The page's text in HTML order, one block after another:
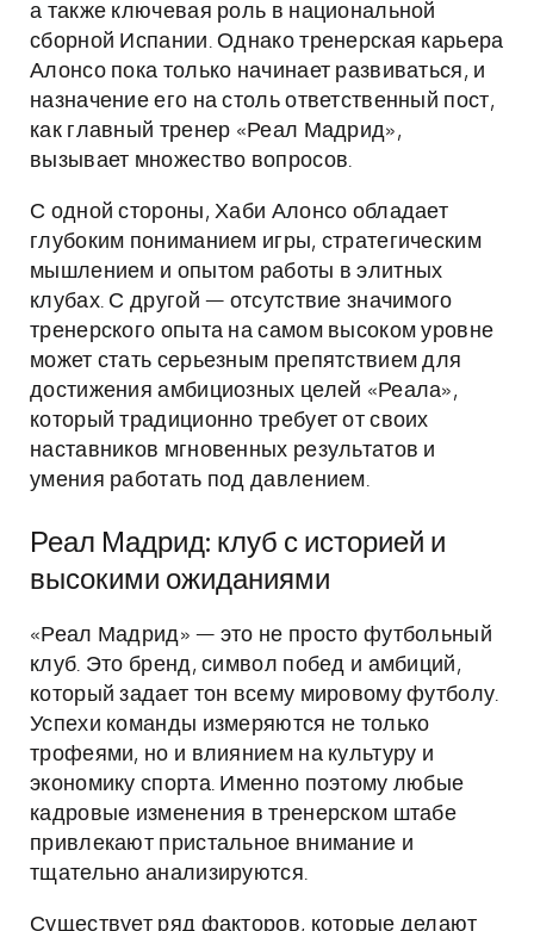
а также ключевая роль в национальной
сборной Испании. Однако тренерская карьера
Алонсо пока только начинает развиваться, и
назначение его на столь ответственный пост,
как главный тренер «Реал Мадрид»,
вызывает множество вопросов.
С одной стороны, Хаби Алонсо обладает
глубоким пониманием игры, стратегическим
мышлением и опытом работы в элитных
клубах. С другой — отсутствие значимого
тренерского опыта на самом высоком уровне
может стать серьезным препятствием для
достижения амбициозных целей «Реала»,
который традиционно требует от своих
наставников мгновенных результатов и
умения работать под давлением.
Реал Мадрид: клуб с историей и
высокими ожиданиями
«Реал Мадрид» — это не просто футбольный
клуб. Это бренд, символ побед и амбиций,
который задает тон всему мировому футболу.
Успехи команды измеряются не только
трофеями, но и влиянием на культуру и
экономику спорта. Именно поэтому любые
кадровые изменения в тренерском штабе
привлекают пристальное внимание и
тщательно анализируются.
Существует ряд факторов, которые делают